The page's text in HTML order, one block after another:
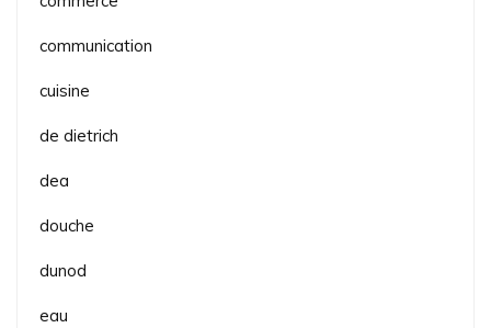
communication
cuisine
de dietrich
dea
douche
dunod
eau